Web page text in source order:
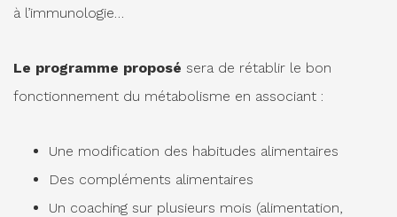
à l’immunologie…
Le programme proposé sera de rétablir le bon
fonctionnement du métabolisme en associant :
Une modification des habitudes alimentaires
Des compléments alimentaires
Un coaching sur plusieurs mois (alimentation,